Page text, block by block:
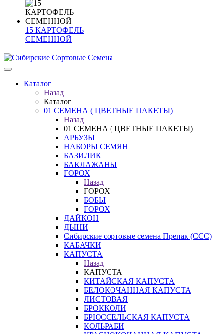
15 КАРТОФЕЛЬ
СЕМЕННОЙ
Каталог
Назад
Каталог
01 СЕМЕНА ( ЦВЕТНЫЕ ПАКЕТЫ)
Назад
01 СЕМЕНА ( ЦВЕТНЫЕ ПАКЕТЫ)
АРБУЗЫ
НАБОРЫ СЕМЯН
БАЗИЛИК
БАКЛАЖАНЫ
ГОРОХ
Назад
ГОРОХ
БОБЫ
ГОРОХ
ДАЙКОН
ДЫНИ
Сибирские сортовые семена Препак (ССС)
КАБАЧКИ
КАПУСТА
Назад
КАПУСТА
КИТАЙСКАЯ КАПУСТА
БЕЛОКОЧАННАЯ КАПУСТА
ЛИСТОВАЯ
БРОККОЛИ
БРЮССЕЛЬСКАЯ КАПУСТА
КОЛЬРАБИ